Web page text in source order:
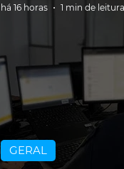
GERAL
há 16 horas 1 min de leitura